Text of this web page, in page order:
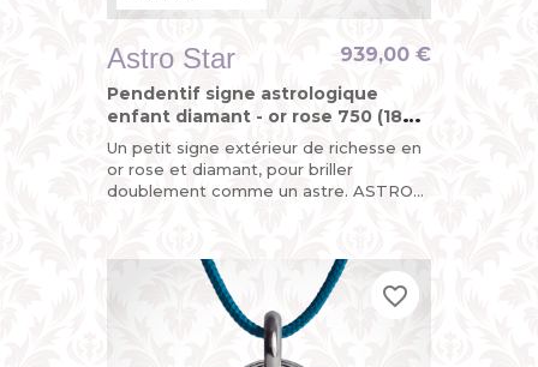
Astro Star
Pendentif signe astrologique
enfant diamant - or rose 750 (18
carats)
Un petit signe extérieur de richesse en
or rose et diamant, pour briller
doublement comme un astre. ASTRO
939,00 €
favorite_border
favorite_border
favorite_border